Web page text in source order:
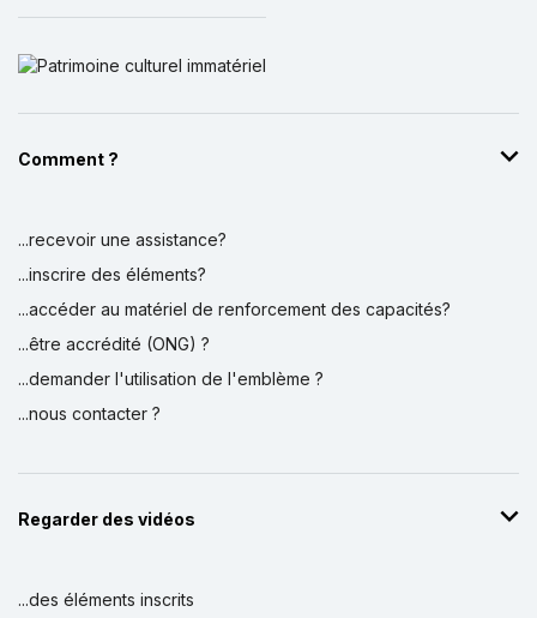
Comment ?
...recevoir une assistance?
...inscrire des éléments?
...accéder au matériel de renforcement des capacités?
...être accrédité (ONG) ?
...demander l'utilisation de l'emblème ?
...nous contacter ?
Regarder des vidéos
...des éléments inscrits